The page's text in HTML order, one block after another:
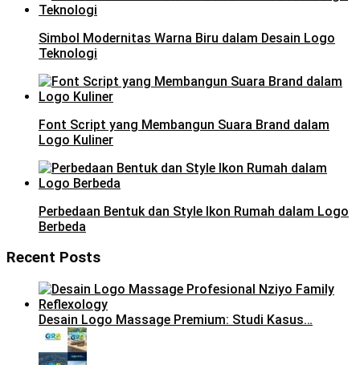
Simbol Modernitas Warna Biru dalam Desain Logo
Teknologi
Font Script yang Membangun Suara Brand dalam
Logo Kuliner
Perbedaan Bentuk dan Style Ikon Rumah dalam Logo
Berbeda
Recent Posts
Desain Logo Massage Premium: Studi Kasus…